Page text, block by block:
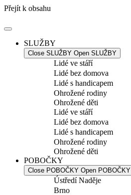
Přejít k obsahu
SLUŽBY
Close SLUŽBY Open SLUŽBY
Lidé ve stáří
Lidé bez domova
Lidé s handicapem
Ohrožené rodiny
Ohrožené děti
Lidé ve stáří
Lidé bez domova
Lidé s handicapem
Ohrožené rodiny
Ohrožené děti
POBOČKY
Close POBOČKY Open POBOČKY
Ústředí Naděje
Brno